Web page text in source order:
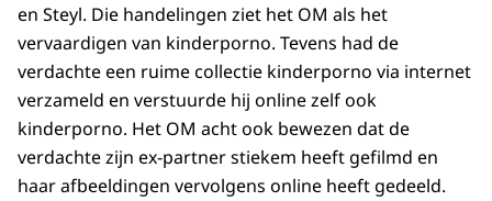
en Steyl. Die handelingen ziet het OM als het
vervaardigen van kinderporno. Tevens had de
verdachte een ruime collectie kinderporno via internet
verzameld en verstuurde hij online zelf ook
kinderporno. Het OM acht ook bewezen dat de
verdachte zijn ex-partner stiekem heeft gefilmd en
haar afbeeldingen vervolgens online heeft gedeeld.